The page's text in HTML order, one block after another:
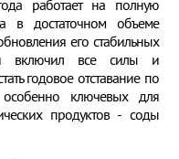
работает на полную
в достаточном объеме
его стабильных
включил все силы и
годовое отставание по
ключевых для
продуктов - соды